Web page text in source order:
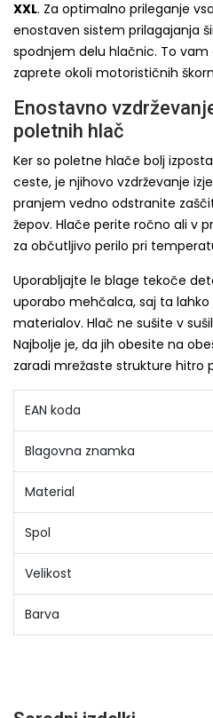
XXL. Za optimalno prileganje
enostaven sistem prilagajanja
spodnjem delu hlačnic. To
zaprete okoli motorističnih
Enostavno
poletnih hlač
Ker so poletne hlače bolj
ceste, je njihovo vzdrževanje
pranjem vedno odstranite
žepov. Hlače perite ročno ali v
za občutljivo perilo pri
Uporabljajte le blage tekoče
uporabo mehčalca, saj ta
materialov. Hlač ne sušite v
Najbolje je, da jih obesite na
zaradi mrežaste strukture hitro
EAN koda
Blagovna znamka
Material
Spol
Velikost
Barva